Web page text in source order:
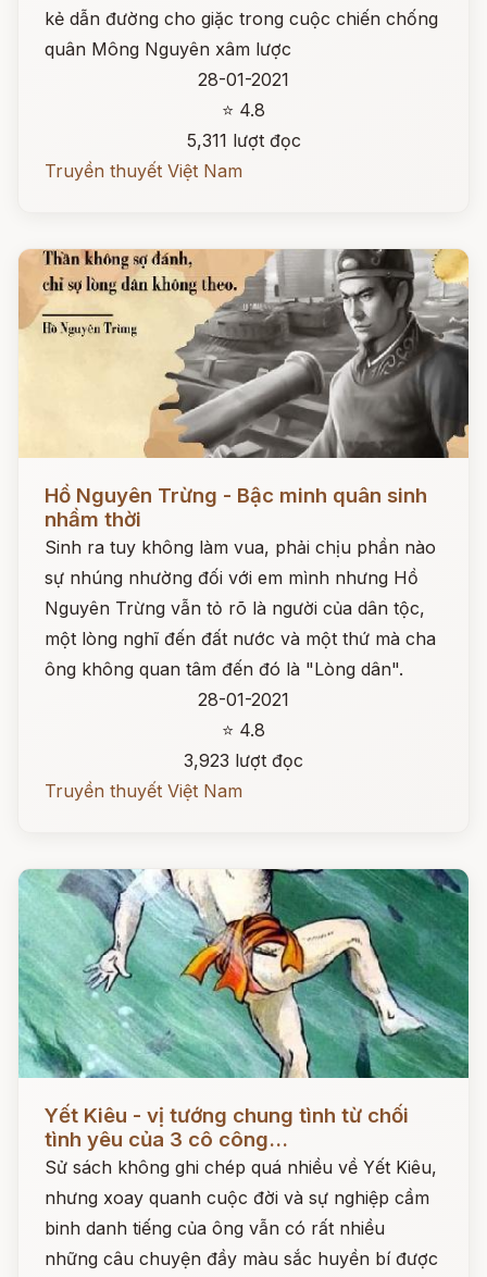
kẻ dẫn đường cho giặc trong cuộc chiến chống
quân Mông Nguyên xâm lược
28-01-2021
⭐ 4.8
5,311 lượt đọc
Truyền thuyết Việt Nam
Đọc ngay
Hồ Nguyên Trừng - Bậc minh quân sinh
nhầm thời
Sinh ra tuy không làm vua, phải chịu phần nào
sự nhúng nhường đối với em mình nhưng Hồ
Nguyên Trừng vẫn tỏ rõ là người của dân tộc,
một lòng nghĩ đến đất nước và một thứ mà cha
ông không quan tâm đến đó là "Lòng dân".
28-01-2021
⭐ 4.8
3,923 lượt đọc
Truyền thuyết Việt Nam
Đọc ngay
Yết Kiêu - vị tướng chung tình từ chối
tình yêu của 3 cô công...
Sử sách không ghi chép quá nhiều về Yết Kiêu,
nhưng xoay quanh cuộc đời và sự nghiệp cầm
binh danh tiếng của ông vẫn có rất nhiều
những câu chuyện đầy màu sắc huyền bí được